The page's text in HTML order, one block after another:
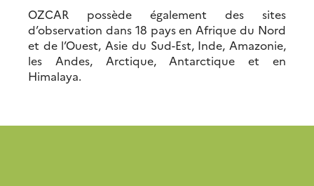
OZCAR possède également des sites
d’observation dans 18 pays en Afrique du Nord
et de l’Ouest, Asie du Sud-Est, Inde, Amazonie,
les Andes, Arctique, Antarctique et en
Himalaya.